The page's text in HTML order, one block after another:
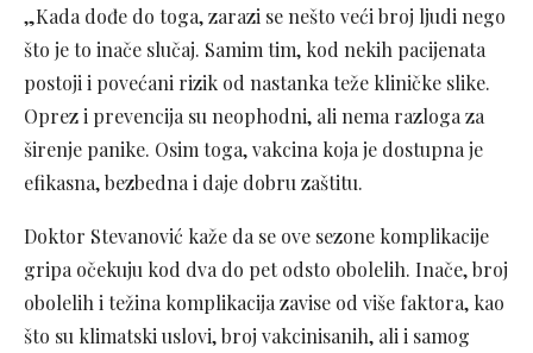
„Kada dođe do toga, zarazi se nešto veći broj ljudi nego
što je to inače slučaj. Samim tim, kod nekih pacijenata
postoji i povećani rizik od nastanka teže kliničke slike.
Oprez i prevencija su neophodni, ali nema razloga za
širenje panike. Osim toga, vakcina koja je dostupna je
efikasna, bezbedna i daje dobru zaštitu.
Doktor Stevanović kaže da se ove sezone komplikacije
gripa očekuju kod dva do pet odsto obolelih. Inače, broj
obolelih i težina komplikacija zavise od više faktora, kao
što su klimatski uslovi, broj vakcinisanih, ali i samog